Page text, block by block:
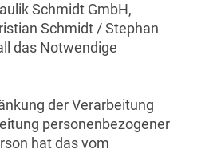
Schmidt GmbH,
Schmidt / Stephan
das Notwendige
der Verarbeitung
personenbezogener
hat das vom